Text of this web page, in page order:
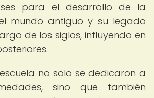
para el desarrollo de la
mundo antiguo y su legado
de los siglos, influyendo en
no solo se dedicaron a
sino que también